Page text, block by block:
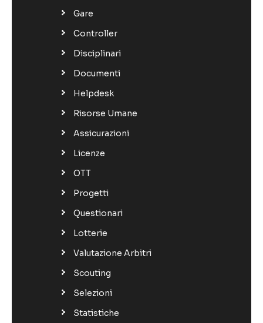
Gare
Controller
Disciplinari
Documenti
Helpdesk
Risorse Umane
Assicurazioni
Licenze
OTT
Progetti
Questionari
Lotterie
Valutazione Arbitri
Scouting
Selezioni
Statistiche